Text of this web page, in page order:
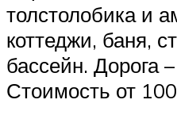
толстолобика и
коттеджи, баня,
бассейн. Дорога
Стоимость от